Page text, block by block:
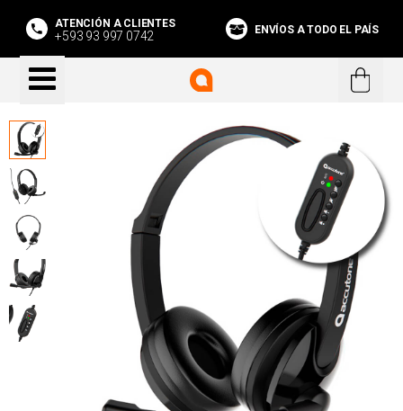
ATENCIÓN A CLIENTES
+593 93 997 0742 ENVÍOS A TODO EL PAÍS